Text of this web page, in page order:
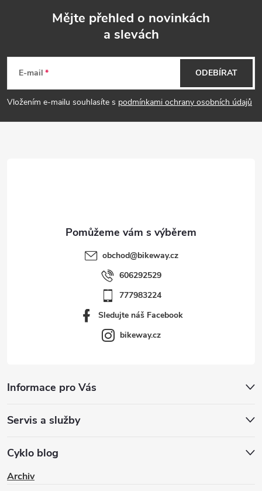
p
Mějte přehled o novinkách
a slevách
E-mail
Vložením e-mailu souhlasíte s podmínkami ochrany osobních údajů
ODEBÍRAT
obchod@bikeway.cz
606292529
777983224
Sledujte náš Facebook
bikeway.cz
Informace pro Vás
Servis a služby
Cyklo blog
Archiv